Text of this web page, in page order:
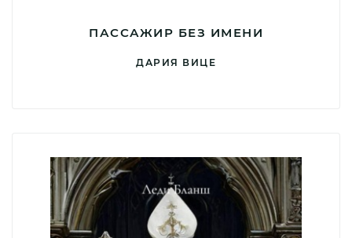
ПАССАЖИР БЕЗ ИМЕНИ
ДАРИЯ ВИЦЕ